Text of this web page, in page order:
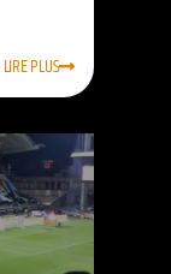
LIRE PLUS